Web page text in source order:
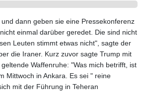
HTG 150.809283
HUF 364.573259
IDR 20594.998152
ILS 3.463666
IMP 0.857346
INR 109.83378
IQD 1510.89449
IRR
dann geben sie eine Pressekonferenz
einmal darüber geredet. Die sind nicht
Leuten stimmt etwas nicht", sagte der
die Iraner. Kurz zuvor sagte Trump mit
Waffenruhe: "Was mich betrifft, ist
Mittwoch in Ankara. Es sei " reine
mit der Führung in Teheran